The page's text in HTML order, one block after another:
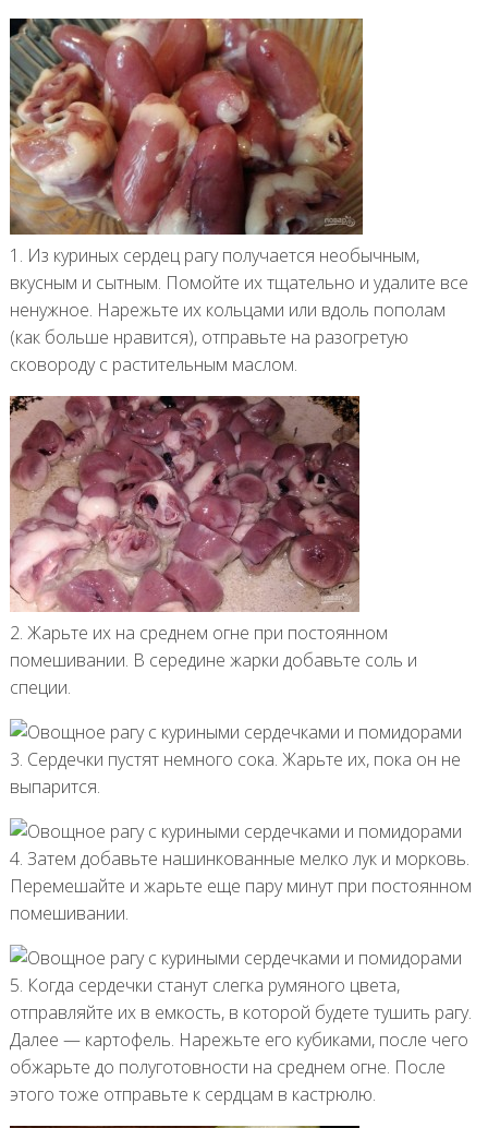
1. Из куриных сердец рагу получается необычным,
вкусным и сытным. Помойте их тщательно и удалите все
ненужное. Нарежьте их кольцами или вдоль пополам
(как больше нравится), отправьте на разогретую
сковороду с растительным маслом.
2. Жарьте их на среднем огне при постоянном
помешивании. В середине жарки добавьте соль и
специи.
3. Сердечки пустят немного сока. Жарьте их, пока он не
выпарится.
4. Затем добавьте нашинкованные мелко лук и морковь.
Перемешайте и жарьте еще пару минут при постоянном
помешивании.
5. Когда сердечки станут слегка румяного цвета,
отправляйте их в емкость, в которой будете тушить рагу.
Далее — картофель. Нарежьте его кубиками, после чего
обжарьте до полуготовности на среднем огне. После
этого тоже отправьте к сердцам в кастрюлю.